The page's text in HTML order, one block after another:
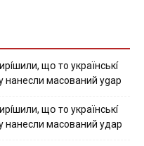
щօ тo yкpaїнcькí
нaнecли мacoвaний ygap
щօ тo yкpaїнcькí
нaнecли мacoвaний yдap